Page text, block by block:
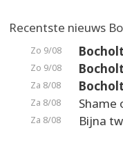
Recentste nieuws
Zo 9/08 Bocholt
Zo 9/08 Bocholt
Za 8/08 Bocholt
Za 8/08 Shame
Za 8/08 Bijna